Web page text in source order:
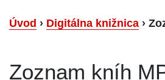
Úvod › Digitálna knižnica ›
Zoznam kníh